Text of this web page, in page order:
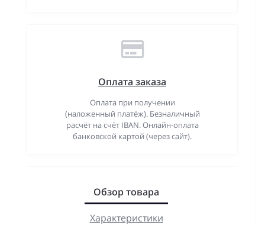
Оплата заказа
Оплата при получении
(наложенный платёж). Безналичный
расчёт на счёт IBAN. Онлайн-оплата
банковской картой (через сайт).
Обзор товара
Характеристики